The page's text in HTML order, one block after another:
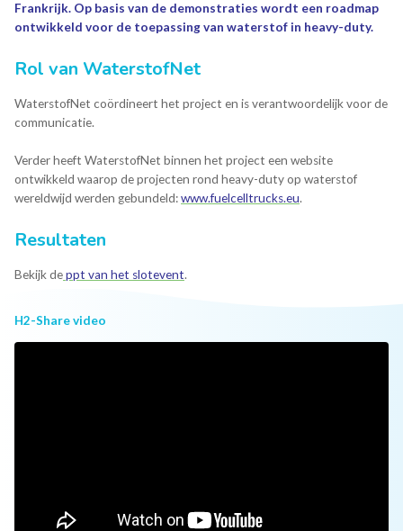
Frankrijk. Op basis van de demonstraties wordt een roadmap
ontwikkeld voor de toepassing van waterstof in heavy-duty.
Rol van WaterstofNet
WaterstofNet coördineert het project en is verantwoordelijk voor de
communicatie.
Verder heeft WaterstofNet binnen het project een website
ontwikkeld waarop de projecten rond heavy-duty op waterstof
wereldwijd werden gebundeld:www.fuelcelltrucks.eu.
Resultaten
Bekijk deppt van het slotevent.
H2-Share video